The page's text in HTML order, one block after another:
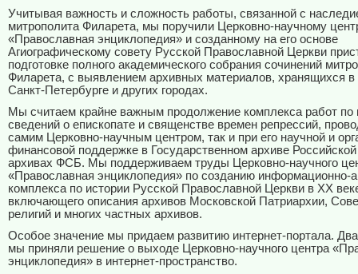
Учитывая важность и сложность работы, связанной с
митрополита Филарета, мы поручили Церковно-научному
«Православная энциклопедия» и созданному на его основе
Агиографическому совету Русской Православной Церкви
подготовке полного академического собрания сочинений
Филарета, с выявлением архивных материалов, хранящихся
Санкт-Петербурге и других городах.
Мы считаем крайне важным продолжение комплекса работ
сведений о епископате и священстве времен репрессий,
самим Церковно-научным центром, так и при его научной и
финансовой поддержке в Государственном архиве
архивах ФСБ. Мы поддерживаем труды Церковно-научного
«Православная энциклопедия» по созданию информационно-
комплекса по истории Русской Православной Церкви в ХХ
включающего описания архивов Московской Патриархии,
религий и многих частных архивов.
Особое значение мы придаем развитию интернет-портала.
мы приняли решение о выходе Церковно-научного центра
энциклопедия» в интернет-пространство.